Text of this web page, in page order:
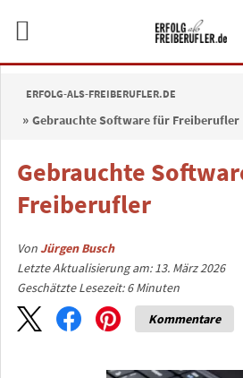
ERFOLG-ALS-FREIBERUFLER.DE
Gebrauchte Software für Freiberufler
Gebrauchte
Freiberufler
VonJürgen Busch
Letzte Aktualisierung am: 13. März 2026
Geschätzte Lesezeit:6 Minuten
Kommentare